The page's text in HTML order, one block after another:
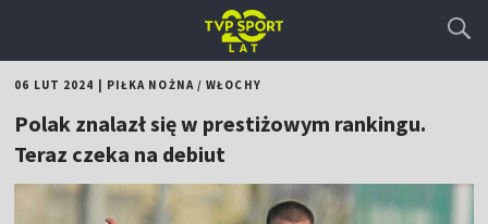
06 LUT 2024 PIŁKA NOŻNA/WŁOCHY
Polak znalazł się w prestiżowym rankingu.
Teraz czeka na debiut